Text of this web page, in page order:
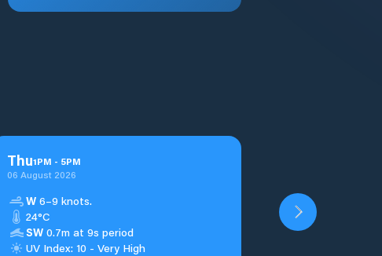
Thu1PM - 5PM
06 August 2026
W 6–9 knots.
24°C
SW 0.7m at 9s period
UV Index: 10 - Very High